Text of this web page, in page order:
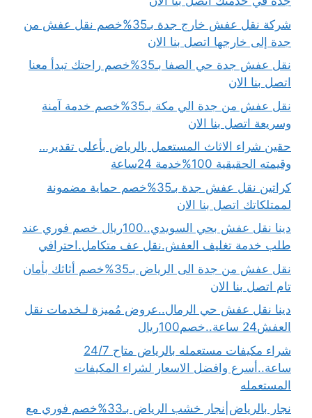
شركة نقل عفش خارج جدة بـ35%خصم نقل عفش من
جدة إلى خارجها اتصل بنا الان
نقل عفش جدة حي الصفا بـ35%خصم راحتك تبدأ معنا
اتصل بنا الان
نقل عفش من جدة الي مكة بـ35%خصم خدمة آمنة
وسريعة اتصل بنا الان
حقين شراء الاثاث المستعمل بالرياض بأعلى تقدير…
وقيمته الحقيقية 100%خدمة 24ساعة
كراتين نقل عفش جدة بـ35%خصم حماية مضمونة
لممتلكاتك اتصل بنا الان
دينا نقل عفش بحي السويدي..100ريال خصم فوري عند
طلب خدمة تغليف العفش.نقل عف متكامل.احترافي
نقل عفش من جدة الى الرياض بـ35%خصم أثاثك بأمان
تام اتصل بنا الان
دينا نقل عفش حي الرمال..عروض مُميزة لـخدمات نقل
العفش24 ساعة..خصم100ريال
شراء مكيفات مستعمله بالرياض متاح 24/7
ساعة..أسرع وافضل الاسعار لشراء المكيفات
المستعمله
نجار بالرياض|نجار خشب الرياض بـ33%خصم فوري مع